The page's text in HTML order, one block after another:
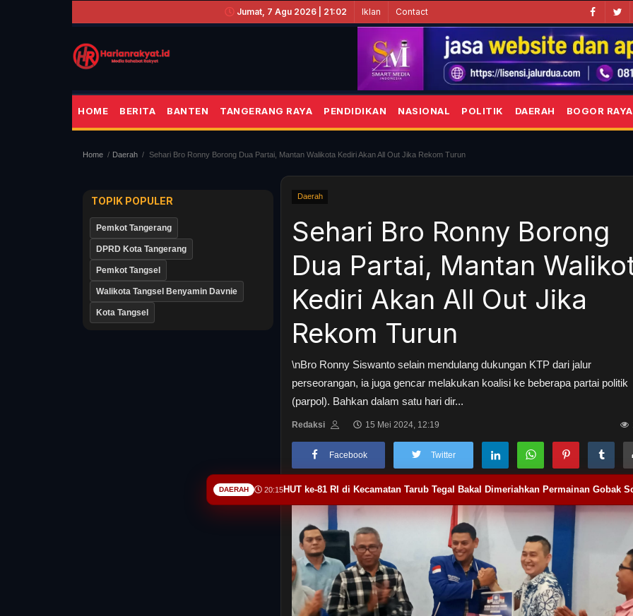
Jumat, 7 Agu 2026 | 21:02 Iklan Contact
HOME BERITA BANTEN TANGERANG RAYA PENDIDIKAN NASIONAL POLITIK DAERAH BOGOR RAYA
Home Daerah Sehari Bro Ronny Borong Dua Partai, Mantan Walikota Kediri Akan All Out Jika Rekom Turun
TOPIK POPULER
Pemkot Tangerang
DPRD Kota Tangerang
Pemkot Tangsel
Walikota Tangsel Benyamin Davnie
Kota Tangsel
Daerah
Sehari Bro Ronny Borong
Dua Partai, Mantan
Kediri Akan All Out Jika
Rekom Turun
\nBro Ronny Siswanto selain mendulang dukungan KTP dari jalur
perseorangan, ia juga gencar melakukan koalisi ke beberapa partai politik
(parpol). Bahkan dalam satu hari dir...
Redaksi 15 Mei 2024, 12:19
Facebook Twitter
DAERAH 20:15HUT ke-81 RI di Kecamatan Tarub Tegal Bakal Dimeriahkan Permainan Gobak